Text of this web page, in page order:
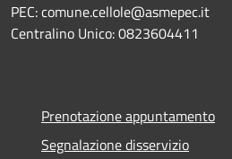
PEC: comune.cellole@asmepec.it
Centralino Unico: 0823604411
Prenotazione appuntamento
Segnalazione disservizio